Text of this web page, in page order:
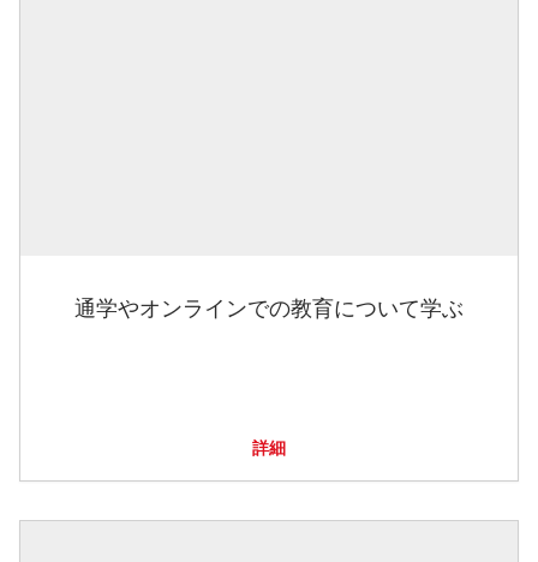
通学やオンラインでの教育について学ぶ
詳細